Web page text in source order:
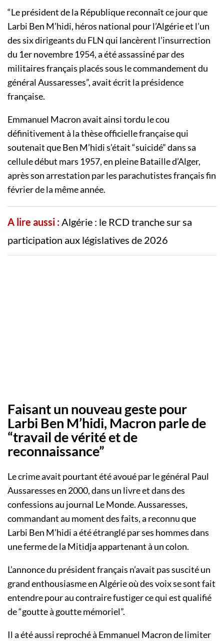
“Le président de la République reconnaît ce jour que
Larbi Ben M’hidi, héros national pour l’Algérie et l’un
des six dirigeants du FLN qui lancèrent l’insurrection
du 1er novembre 1954, a été assassiné par des
militaires français placés sous le commandement du
général Aussaresses”, avait écrit la présidence
française.
Emmanuel Macron avait ainsi tordu le cou
définitivement à la thèse officielle française qui
soutenait que Ben M’hidi s’était “suicidé” dans sa
cellule début mars 1957, en pleine Bataille d’Alger,
après son arrestation par les parachutistes français fin
février de la même année.
A lire aussi :Algérie : le RCD tranche sur sa
participation aux législatives de 2026
Faisant un nouveau geste pour
Larbi Ben M’hidi, Macron parle de
“travail de vérité et de
reconnaissance”
Le crime avait pourtant été avoué par le général Paul
Aussaresses en 2000, dans un livre et dans des
confessions au journal Le Monde. Aussaresses,
commandant au moment des faits, a reconnu que
Larbi Ben M’hidi a été étranglé par ses hommes dans
une ferme de la Mitidja appartenant à un colon.
L’annonce du président français n’avait pas suscité un
grand enthousiasme en Algérie où des voix se sont fait
entendre pour au contraire fustiger ce qui est qualifié
de “goutte à goutte mémoriel”.
Il a été aussi reproché à Emmanuel Macron de limiter